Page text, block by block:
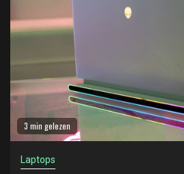
3 min gelezen
Laptops